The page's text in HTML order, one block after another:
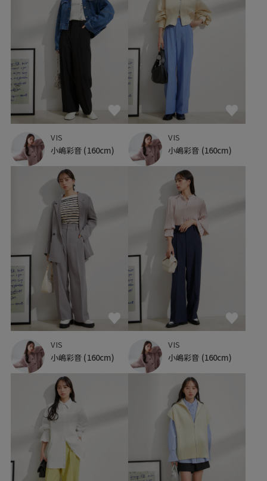
VIS
小嶋彩音 (160cm)
VIS
小嶋彩音 (160cm)
VIS
小嶋彩音 (160cm)
VIS
小嶋彩音 (160cm)